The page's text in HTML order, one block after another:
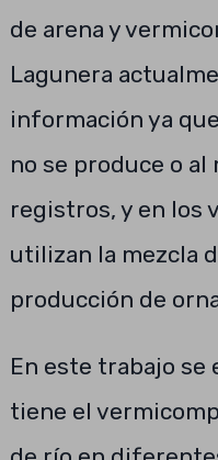
de arena y
Lagunera
información ya
no se produce o
registros, y en los
utilizan la mezcla
producción de
En este trabajo se
tiene el